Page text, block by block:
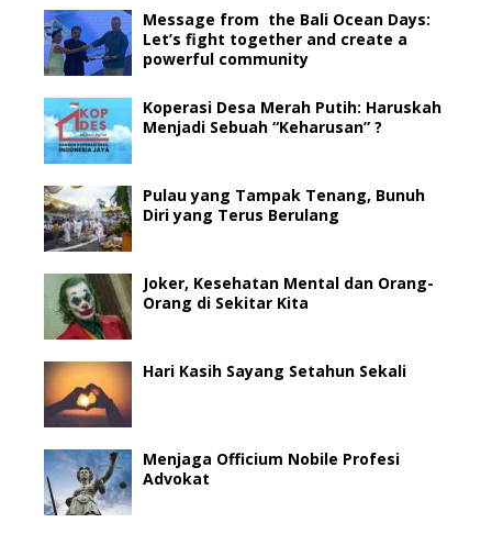
Message from the Bali Ocean Days:
Let’s fight together and create a
powerful community
Koperasi Desa Merah Putih: Haruskah
Menjadi Sebuah “Keharusan” ?
Pulau yang Tampak Tenang, Bunuh
Diri yang Terus Berulang
Joker, Kesehatan Mental dan Orang-
Orang di Sekitar Kita
Hari Kasih Sayang Setahun Sekali
Menjaga Officium Nobile Profesi
Advokat